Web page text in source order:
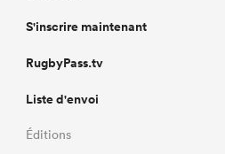
S'inscrire maintenant
RugbyPass.tv
Liste d'envoi
Éditions